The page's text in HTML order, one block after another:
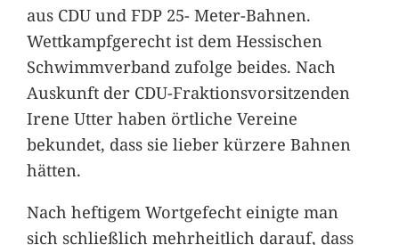
aus CDU und FDP 25- Meter-Bahnen.
Wettkampfgerecht ist dem Hessischen
Schwimmverband zufolge beides. Nach
Auskunft der CDU-Fraktionsvorsitzenden
Irene Utter haben örtliche Vereine
bekundet, dass sie lieber kürzere Bahnen
hätten.
Nach heftigem Wortgefecht einigte man
sich schließlich mehrheitlich darauf, dass